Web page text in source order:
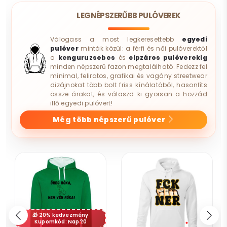
LEGNÉPSZERŰBB PULÓVEREK
Válogass a most legkeresettebb egyedi
pulóverminták közül: a férfi és női pulóverektől
a kenguruzsebes és cipzáros pulóverekig
minden népszerű fazon megtalálható. Fedezz fel
minimal, feliratos, grafikai és vagány streetwear
dizájnokat több bolt friss kínálatából, hasonlíts
össze árakat, és válaszd ki gyorsan a hozzád
illő egyedi pulóvert!
Még több népszerű pulóver
20% kedvezmény
Kupomkód: Nap20